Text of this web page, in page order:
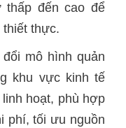
thấp đến cao để
thiết thực.
mô hình quản
khu vực kinh tế
hoạt, phù hợp
phí, tối ưu nguồn